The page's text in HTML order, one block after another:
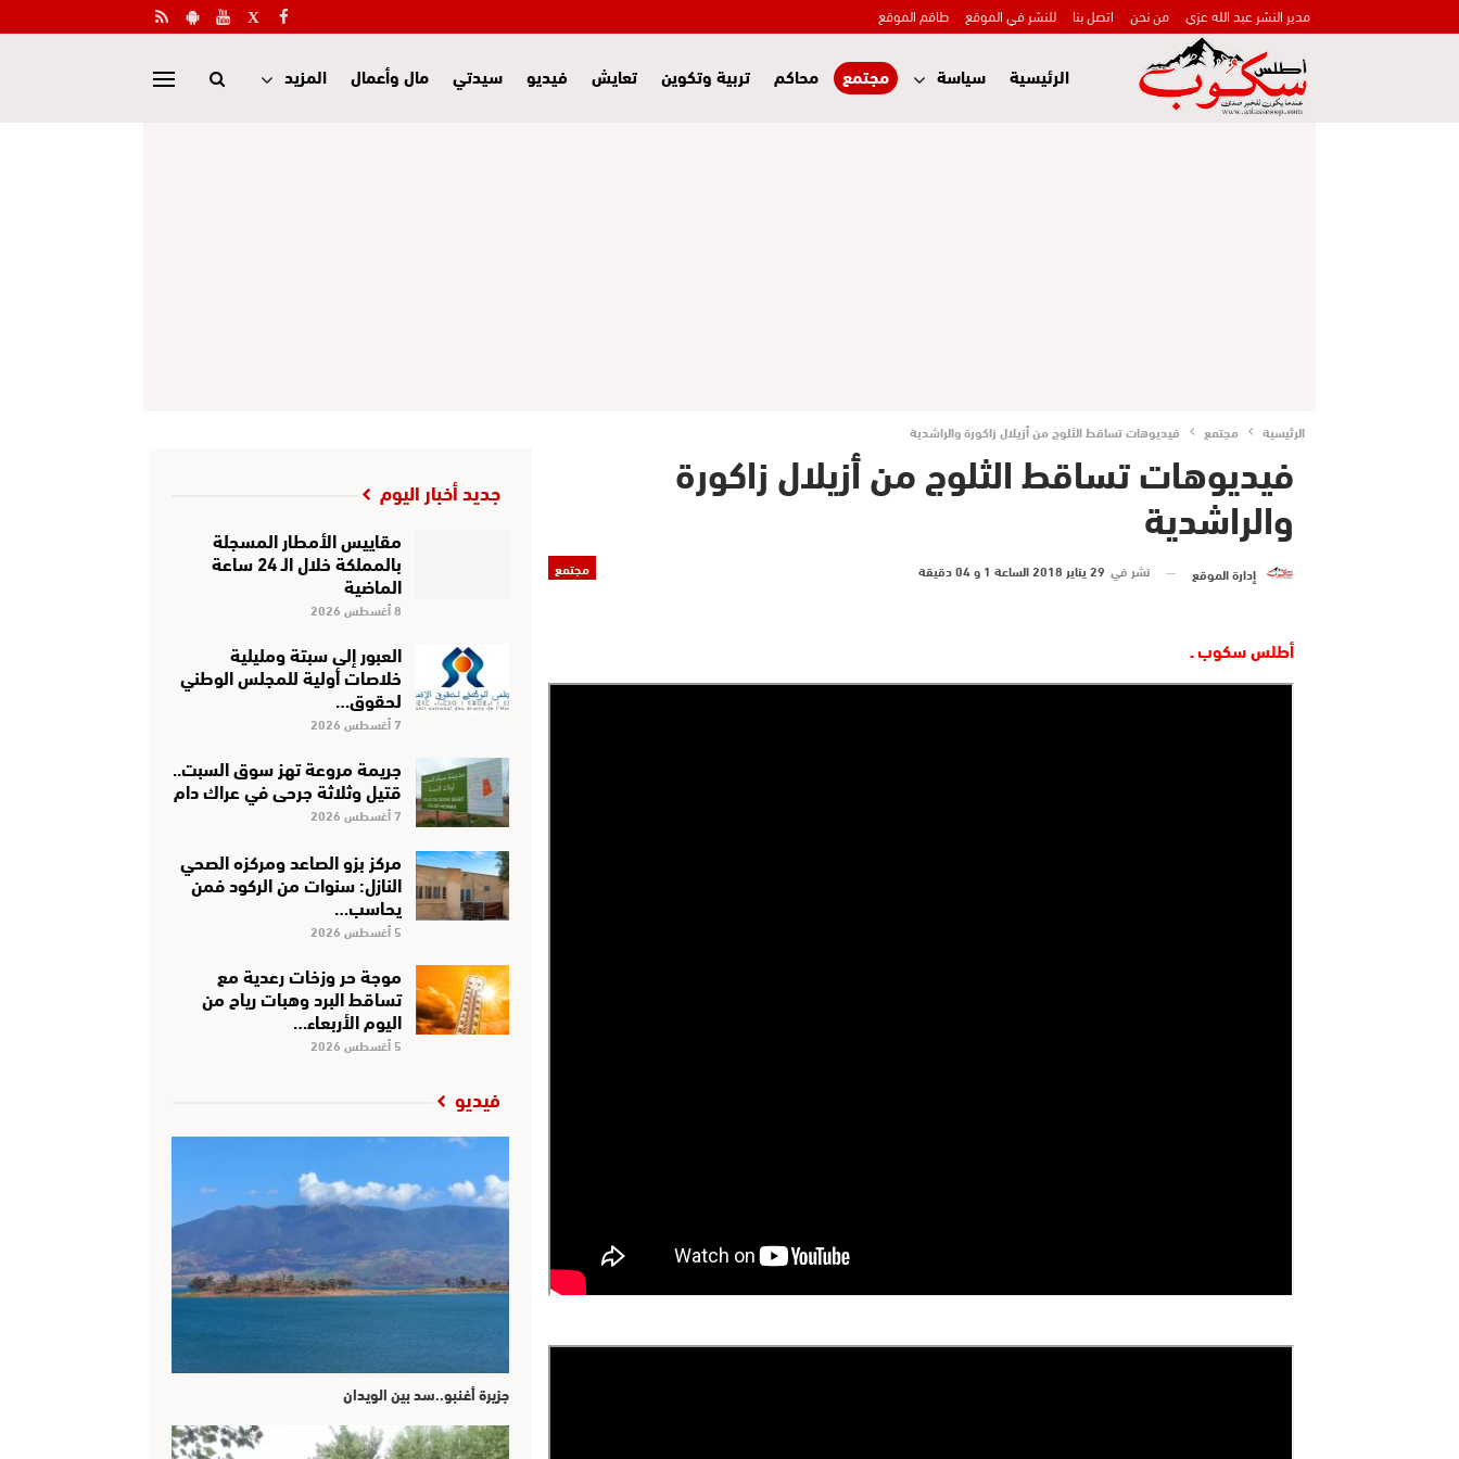
مدير النشر عبد الله عزي من نحن اتصل بنا للنشر في الموقع طاقم الموقع
الرئيسية سياسة مجتمع محاكم تربية وتكوين تعايش فيديو سيدتي مال وأعمال المزيد
الرئيسية مجتمع فيديوهات تساقط الثلوج من أزيلال زاكورة والراشدية
فيديوهات تساقط الثلوج من أزيلال زاكورة
والراشدية
مجتمع إدارة الموقع نشر في 29 يناير 2018 الساعة 1 و 04 دقيقة
أطلس سكوب ـ
جديد أخبار اليوم
مقاييس الأمطار المسجلة
بالمملكة خلال الـ 24 ساعة
الماضية
8 أغسطس 2026
العبور إلى سبتة ومليلية
خلاصات أولية للمجلس الوطني
لحقوق…
7 أغسطس 2026
جريمة مروعة تهز سوق السبت..
قتيل وثلاثة جرحى في عراك دام
7 أغسطس 2026
مركز بزو الصاعد ومركزه الصحي
النازل: سنوات من الركود فمن
يحاسب…
5 أغسطس 2026
موجة حر وزخات رعدية مع
تساقط البرد وهبات رياح من
اليوم الأربعاء…
5 أغسطس 2026
فيديو
جزيرة أغنبو..سد بين الويدان